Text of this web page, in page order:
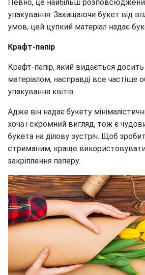
Певно, це найбільш
упакування. Захищаючи букет від
умов, цей цупкий матеріал надає
Крафт-папір
Крафт-папір, який видається
матеріалом, насправді все частіше
упакування квітів.
Адже він надає букету
хоча і скромний вигляд, тож є
букета на ділову зустріч. Щоб
стриманим, краще
закріплення паперу.